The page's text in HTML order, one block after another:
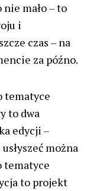
mało – to
i
czas – na
za późno.
tematyce
to dwa
edycji –
można
tematyce
to projekt